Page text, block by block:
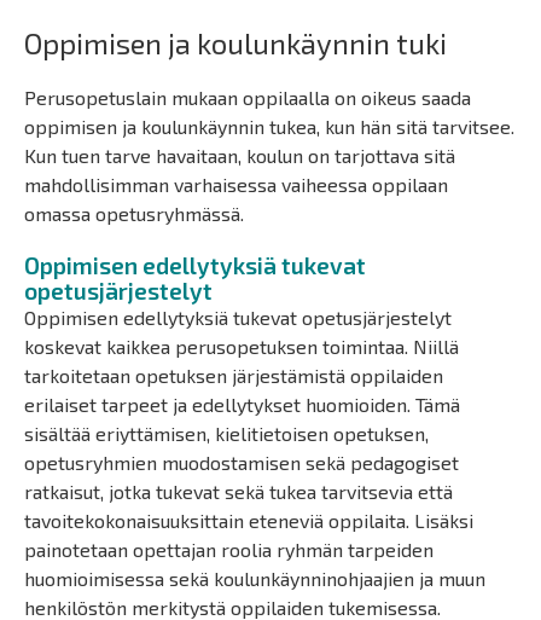
Oppimisen ja koulunkäynnin tuki
Perusopetuslain mukaan oppilaalla on oikeus saada
oppimisen ja koulunkäynnin tukea, kun hän sitä tarvitsee.
Kun tuen tarve havaitaan, koulun on tarjottava sitä
mahdollisimman varhaisessa vaiheessa oppilaan
omassa opetusryhmässä.
Oppimisen edellytyksiä tukevat
opetusjärjestelyt
Oppimisen edellytyksiä tukevat opetusjärjestelyt
koskevat kaikkea perusopetuksen toimintaa. Niillä
tarkoitetaan opetuksen järjestämistä oppilaiden
erilaiset tarpeet ja edellytykset huomioiden. Tämä
sisältää eriyttämisen, kielitietoisen opetuksen,
opetusryhmien muodostamisen sekä pedagogiset
ratkaisut, jotka tukevat sekä tukea tarvitsevia että
tavoitekokonaisuuksittain eteneviä oppilaita. Lisäksi
painotetaan opettajan roolia ryhmän tarpeiden
huomioimisessa sekä koulunkäynninohjaajien ja muun
henkilöstön merkitystä oppilaiden tukemisessa.